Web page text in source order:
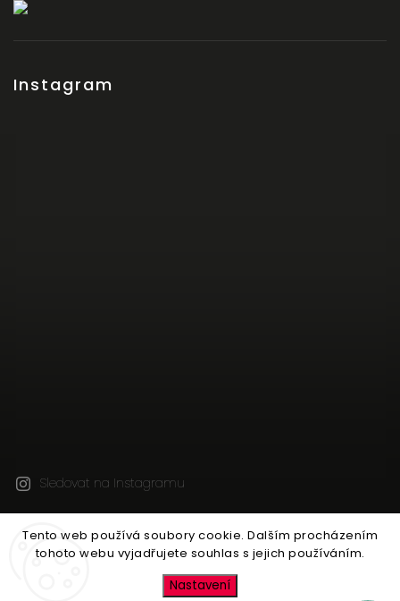
Tento web používá soubory cookie. Dalším procházením
tohoto webu vyjadřujete souhlas s jejich používáním.
Nastavení
Instagram
Sledovat na Instagramu
Copyright 2026Jen tak z lásky. Všechna práva
vyhrazena.
Upravit nastavení cookies